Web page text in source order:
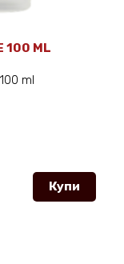
100 ML
ml
Купи